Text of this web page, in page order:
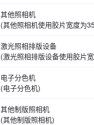
其他照相机
(其他照相机使用胶片宽度为
激光照相排版设备
(激光照相排版设备使用胶片
电子分色机
(电子分色机)
其他制版照相机
(其他制版照相机)